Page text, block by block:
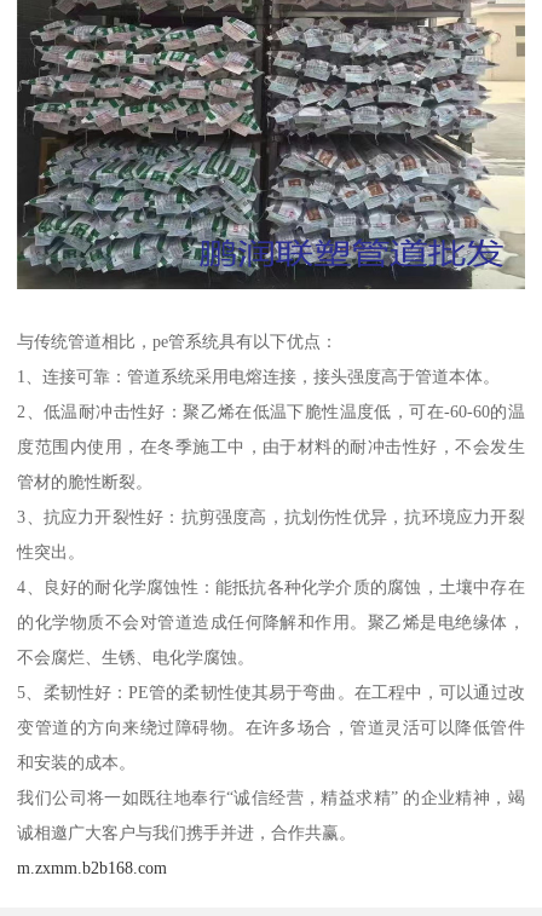
与传统管道相比，pe管系统具有以下优点：
1、连接可靠：管道系统采用电熔连接，接头强度高于管道本体。
2、低温耐冲击性好：聚乙烯在低温下脆性温度低，可在-60-60的温
度范围内使用，在冬季施工中，由于材料的耐冲击性好，不会发生
管材的脆性断裂。
3、抗应力开裂性好：抗剪强度高，抗划伤性优异，抗环境应力开裂
性突出。
4、良好的耐化学腐蚀性：能抵抗各种化学介质的腐蚀，土壤中存在
的化学物质不会对管道造成任何降解和作用。聚乙烯是电绝缘体，
不会腐烂、生锈、电化学腐蚀。
5、柔韧性好：PE管的柔韧性使其易于弯曲。在工程中，可以通过改
变管道的方向来绕过障碍物。在许多场合，管道灵活可以降低管件
和安装的成本。
我们公司将一如既往地奉行“诚信经营，精益求精” 的企业精神，竭
诚相邀广大客户与我们携手并进，合作共赢。
m.zxmm.b2b168.com